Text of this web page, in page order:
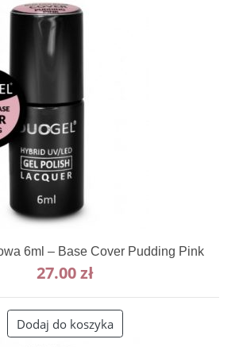
6ml – Base Cover Pudding Pink
27.00zł
Dodaj do koszyka